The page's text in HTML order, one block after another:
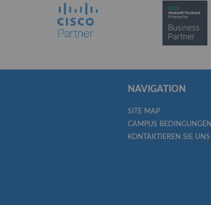
NAVIGATION
SITE MAP
CAMPUS BEDINGUNGEN
KONTAKTIEREN SIE UNS